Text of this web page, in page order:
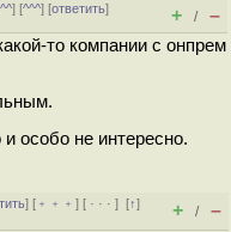
^^] [^^^] [ответить]
+ / –
то компании с онпрем
особо не интересно.
] [ ﹢﹢﹢] [ · · ·][↑]
+ / –